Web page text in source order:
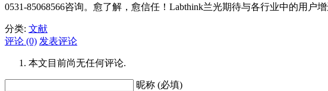
0531-85068566咨询。愈了解，愈信任！Labthink兰光期待与各行业中的用户
分类: 文献
评论 (0) 发表评论
本文目前尚无任何评论.
昵称 (必填)